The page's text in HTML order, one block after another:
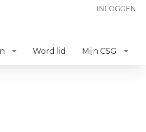
INLOGGEN
Word lid Mijn CSG